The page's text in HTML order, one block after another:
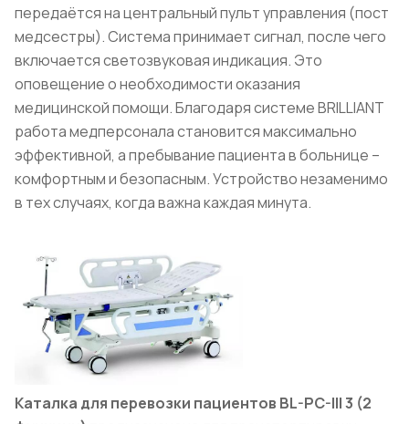
передаётся на центральный пульт управления (пост
медсестры). Система принимает сигнал, после чего
включается светозвуковая индикация. Это
оповещение о необходимости оказания
медицинской помощи. Благодаря системе BRILLIANT
работа медперсонала становится максимально
эффективной, а пребывание пациента в больнице –
комфортным и безопасным. Устройство незаменимо
в тех случаях, когда важна каждая минута.
Каталка для перевозки пациентов BL-PC-III 3 (2